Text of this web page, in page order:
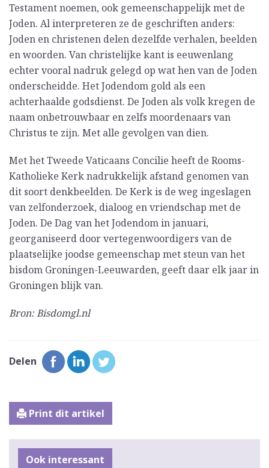
Testament noemen, ook gemeenschappelijk met de
Joden. Al interpreteren ze de geschriften anders:
Joden en christenen delen dezelfde verhalen, beelden
en woorden. Van christelijke kant is eeuwenlang
echter vooral nadruk gelegd op wat hen van de Joden
onderscheidde. Het Jodendom gold als een
achterhaalde godsdienst. De Joden als volk kregen de
naam onbetrouwbaar en zelfs moordenaars van
Christus te zijn. Met alle gevolgen van dien.
Met het Tweede Vaticaans Concilie heeft de Rooms-
Katholieke Kerk nadrukkelijk afstand genomen van
dit soort denkbeelden. De Kerk is de weg ingeslagen
van zelfonderzoek, dialoog en vriendschap met de
Joden. De Dag van het Jodendom in januari,
georganiseerd door vertegenwoordigers van de
plaatselijke joodse gemeenschap met steun van het
bisdom Groningen-Leeuwarden, geeft daar elk jaar in
Groningen blijk van.
Bron: Bisdomgl.nl
Delen
Print dit artikel
Ook interessant